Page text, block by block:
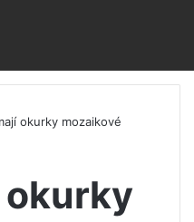
okurky mozaikové
okurky